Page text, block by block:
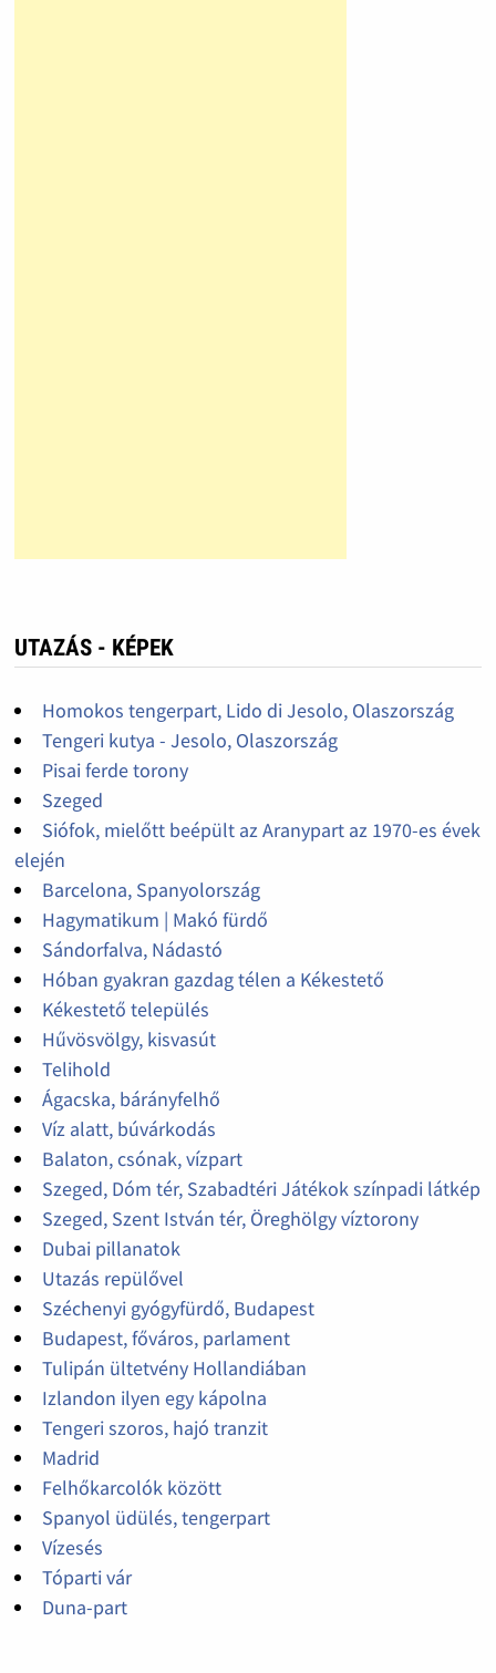
UTAZÁS - KÉPEK
Homokos tengerpart, Lido di Jesolo, Olaszország
Tengeri kutya - Jesolo, Olaszország
Pisai ferde torony
Szeged
Siófok, mielőtt beépült az Aranypart az 1970-es évek
elején
Barcelona, Spanyolország
Hagymatikum | Makó fürdő
Sándorfalva, Nádastó
Hóban gyakran gazdag télen a Kékestető
Kékestető település
Hűvösvölgy, kisvasút
Telihold
Ágacska, bárányfelhő
Víz alatt, búvárkodás
Balaton, csónak, vízpart
Szeged, Dóm tér, Szabadtéri Játékok színpadi látkép
Szeged, Szent István tér, Öreghölgy víztorony
Dubai pillanatok
Utazás repülővel
Széchenyi gyógyfürdő, Budapest
Budapest, főváros, parlament
Tulipán ültetvény Hollandiában
Izlandon ilyen egy kápolna
Tengeri szoros, hajó tranzit
Madrid
Felhőkarcolók között
Spanyol üdülés, tengerpart
Vízesés
Tóparti vár
Duna-part